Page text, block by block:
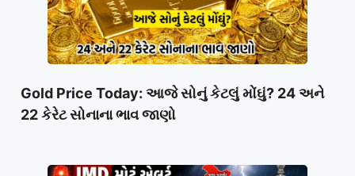
Gold Price Today: આજે સોનું કેટલું મોંઘું? 24 અને
22 કેરેટ સોનાના ભાવ જાણો